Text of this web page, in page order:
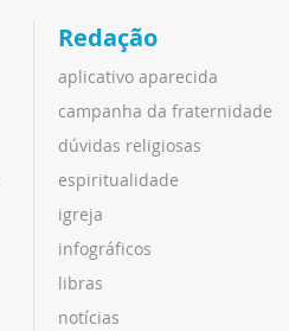
Redação
aplicativo aparecida
campanha da fraternidade
dúvidas religiosas
espiritualidade
igreja
infográficos
libras
notícias